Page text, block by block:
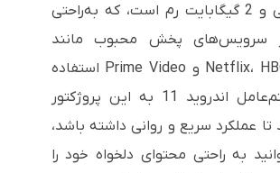
حافظه داخلی و 2 گیگابایت رم است، که به‌راحتی
سرویس‌های پخش محبوب مانند
Netflix، HBO، YouTube و Prime Video استفاده
کنید. سیستم‌عامل اندروید 11 به این پروژکتور
تا عملکرد سریع و روانی داشته باشد،
به راحتی محتوای دلخواه خود را